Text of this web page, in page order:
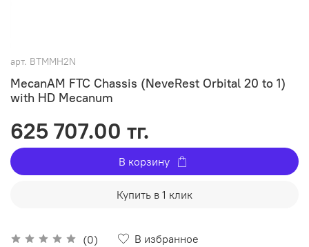
арт. BTMMH2N
MecanAM FTC Chassis (NeveRest Orbital 20 to 1)
with HD Mecanum
(0)
В избранное
625 707.00 тг.
В корзину
Купить в 1 клик